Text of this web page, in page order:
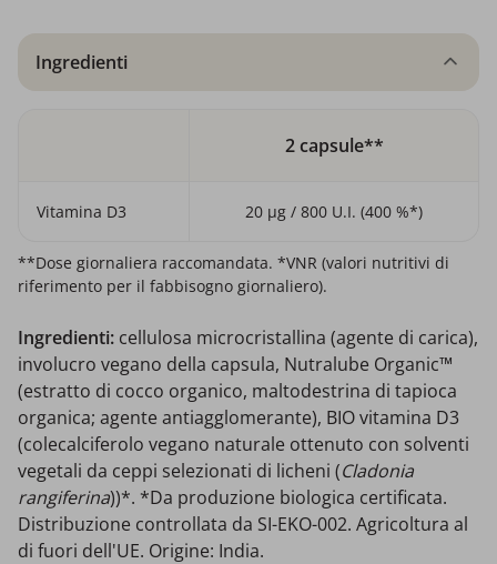
Ingredienti
2 capsule**
Vitamina D3 20 µg / 800 U.I. (400 %*)
**Dose giornaliera raccomandata. *VNR (valori nutritivi di
riferimento per il fabbisogno giornaliero).
Ingredienti: cellulosa microcristallina (agente di carica),
involucro vegano della capsula, Nutralube Organic™
(estratto di cocco organico, maltodestrina di tapioca
organica; agente antiagglomerante), BIO vitamina D3
(colecalciferolo vegano naturale ottenuto con solventi
vegetali da ceppi selezionati di licheni (Cladonia
rangiferina))*. *Da produzione biologica certificata.
Distribuzione controllata da SI-EKO-002. Agricoltura al
di fuori dell'UE. Origine: India.